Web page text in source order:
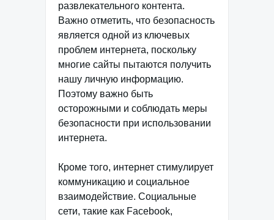
развлекательного контента.
Важно отметить, что безопасность
является одной из ключевых
проблем интернета, поскольку
многие сайты пытаются получить
нашу личную информацию.
Поэтому важно быть
осторожными и соблюдать меры
безопасности при использовании
интернета.
Кроме того, интернет стимулирует
коммуникацию и социальное
взаимодействие. Социальные
сети, такие как Facebook,